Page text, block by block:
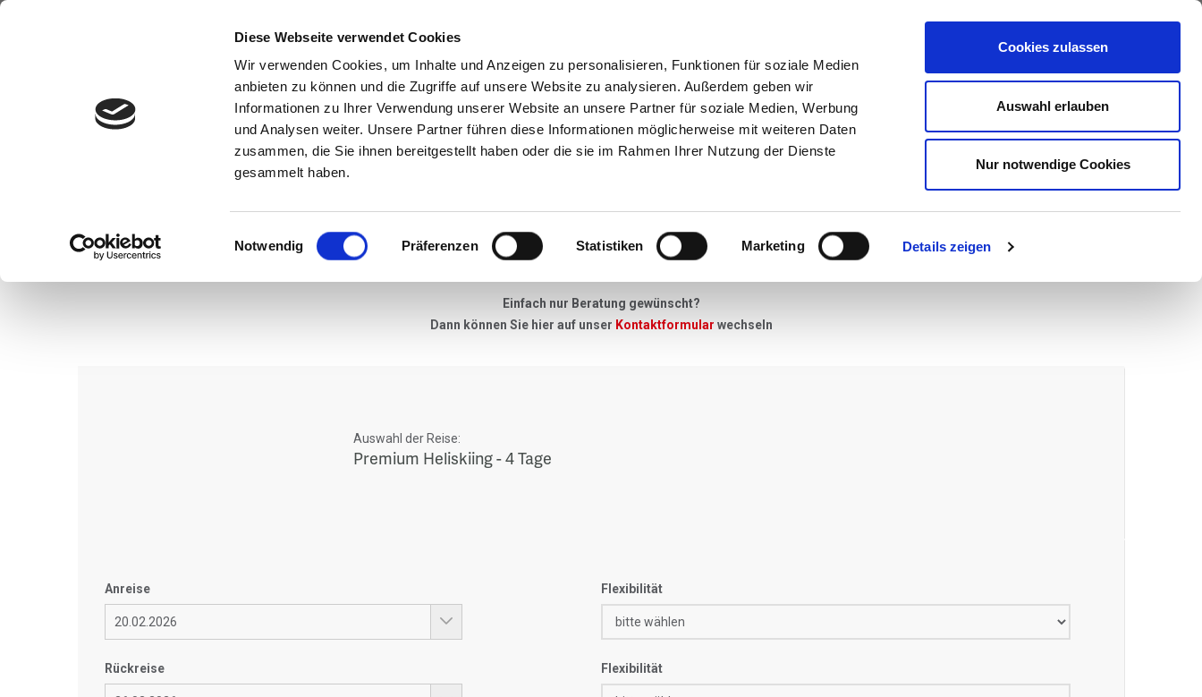
Diese Webseite verwendet Cookies
Wir verwenden Cookies, um Inhalte und Anzeigen zu personalisieren, Funktionen für soziale Medien
anbieten zu können und die Zugriffe auf unsere Website zu analysieren. Außerdem geben wir
Informationen zu Ihrer Verwendung unserer Website an unsere Partner für soziale Medien, Werbung
und Analysen weiter. Unsere Partner führen diese Informationen möglicherweise mit weiteren Daten
zusammen, die Sie ihnen bereitgestellt haben oder die sie im Rahmen Ihrer Nutzung der Dienste
gesammelt haben.
Einwilligungsauswahl
Notwendig Präferenzen Statistiken Marketing Details zeigen
Cookies zulassen
Auswahl erlauben
Nur notwendige Cookies
Anfragen
Neues Angebot
Wenn Sie konkrete Vorstellungen zu Ihrer Skireise haben - einfach unser Anfrageformular ausfüllen, wir melden uns umgehend bei Ihnen.
Einfach nur Beratung gewünscht?
Dann können Sie hier auf unser Kontaktformular wechseln
Auswahl der Reise:
Premium Heliskiing - 4 Tage
Anreise Flexibilität
Rückreise Flexibilität